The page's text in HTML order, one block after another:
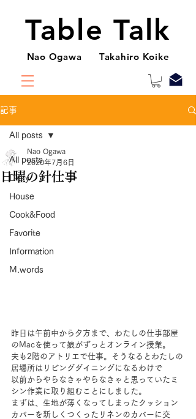
Table Talk
Nao Ogawa Takahiro Koike
記事
All posts
Diary
House
Cook&Food
Favorite
Information
M.words
All posts
日曜の針仕事
Nao Ogawa
2020年7月6日
昨日は午前中から夕方まで、わたしの仕事部屋
のMacを使って娘がずっとオンライン授業。
夫も2階のアトリエで仕事。そうなるとわたしの
居場所はリビングダイニングになるわけで
以前からやらなきゃやらなきゃと思っていたミ
シン作業に取り組むことにしました。
まずは、生地が薄くなってしまったクッション
カバーを新しくつくったリネンのカバーに交